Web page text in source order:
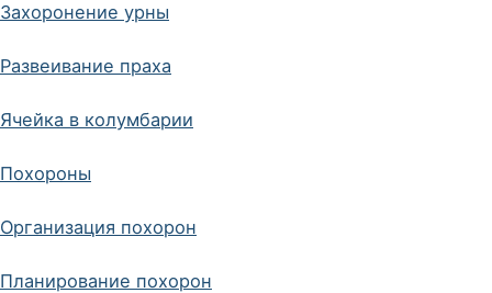
Захоронение урны
Развеивание праха
Ячейка в колумбарии
Похороны
Организация похорон
Планирование похорон